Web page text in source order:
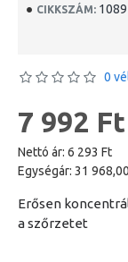
CIKKSZÁM: 1089
0
7 992 Ft
Nettó ár: 6 293 Ft
Egységár: 31
Erősen
a szőrzetet